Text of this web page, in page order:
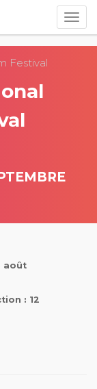
Festival
août
: 12